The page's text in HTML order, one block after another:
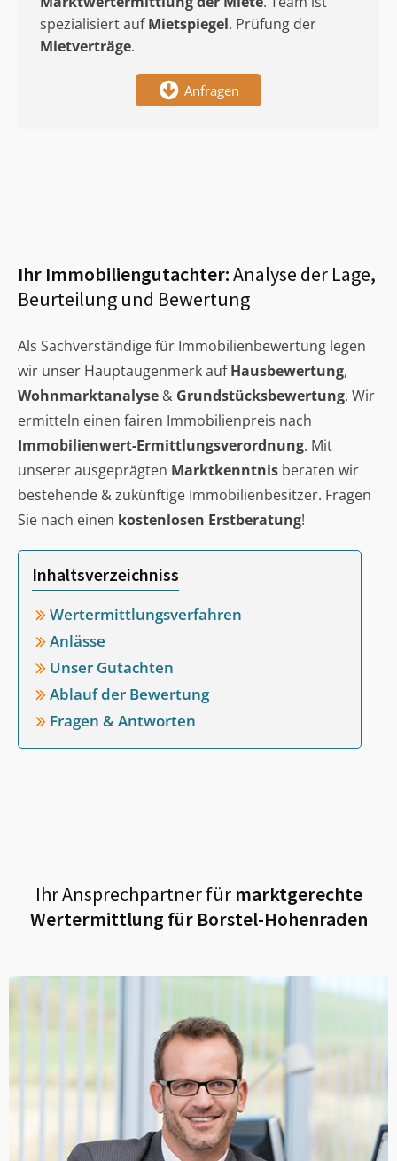
spezialisiert aufMietspiegel. Prüfung der
Mietverträge.
Anfragen
Ihr Immobiliengutachter:Analyse der Lage,
Beurteilung und Bewertung
Als Sachverständige für Immobilienbewertung legen
wir unser Hauptaugenmerk aufHausbewertung,
Wohnmarktanalyse & Grundstücksbewertung. Wir
ermitteln einen fairen Immobilienpreis nach
Immobilienwert-Ermittlungsverordnung. Mit
unserer ausgeprägten Marktkenntnis beraten wir
bestehende & zukünftige Immobilienbesitzer. Fragen
Sie nach einen kostenlosen Erstberatung!
Inhaltsverzeichniss
Wertermittlungsverfahren
Anlässe
Unser Gutachten
Ablauf der Bewertung
Fragen & Antworten
Ihr Ansprechpartner fürmarktgerechte
Wertermittlung für Borstel-Hohenraden